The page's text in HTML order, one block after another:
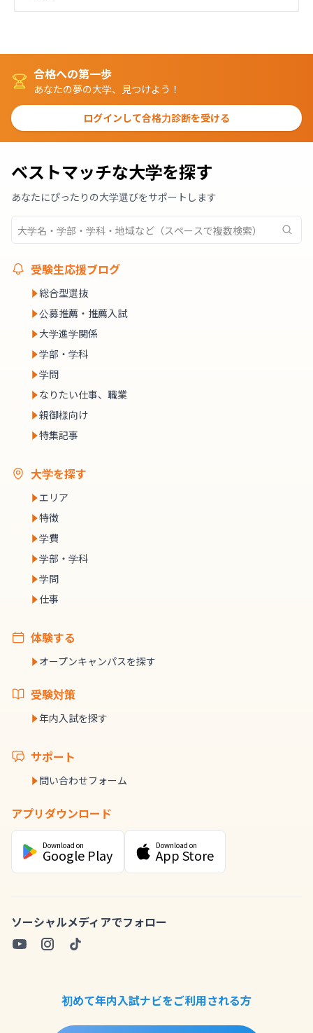
合格への第一歩
あなたの夢の大学、見つけよう！
ログインして合格力診断を受ける
ベストマッチな大学を探す
あなたにぴったりの大学選びをサポートします
受験生応援ブログ
総合型選抜
公募推薦・推薦入試
大学進学関係
学部・学科
学問
なりたい仕事、職業
親御様向け
特集記事
大学を探す
エリア
特徴
学費
学部・学科
学問
仕事
体験する
オープンキャンパスを探す
受験対策
年内入試を探す
サポート
問い合わせフォーム
アプリダウンロード
Download on
Google Play
Download on
App Store
ソーシャルメディアでフォロー
初めて年内入試ナビをご利用される方